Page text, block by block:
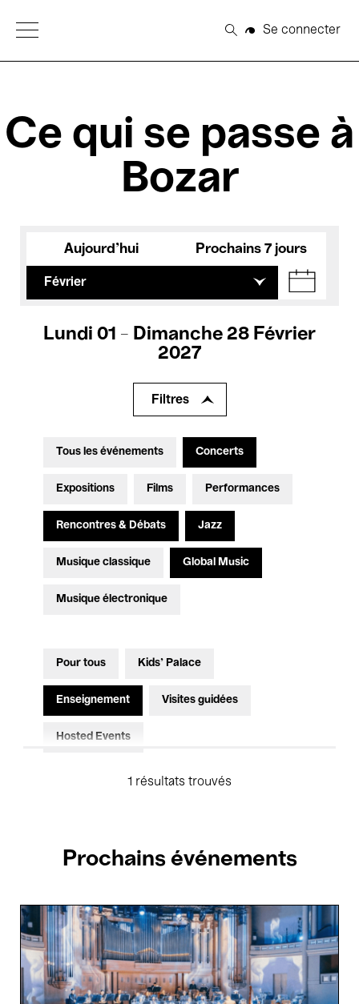
Open Menu
Rechercher
Se connecter
Ce qui se passe à
Bozar
Aujourd'hui Prochains 7 jours
Février
Lundi 01 - Dimanche 28 Février
2027
Filtres
Tous les événements Concerts
Expositions Films Performances
Rencontres & Débats Jazz
Musique classique Global Music
Musique électronique
Pour tous Kids’ Palace
Enseignement Visites guidées
Hosted Events
1 résultats trouvés
Prochains événements
Les
4
Éléments
-
Air